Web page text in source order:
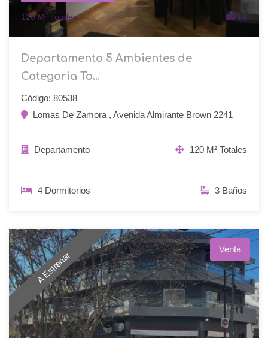
120 M² Totales 14
Departamento 5 Ambientes de
Categoria To...
Código: 80538
Lomas De Zamora , Avenida Almirante Brown 2241
Departamento 120 M² Totales
4 Dormitorios 3 Baños
A Estrenar
Venta